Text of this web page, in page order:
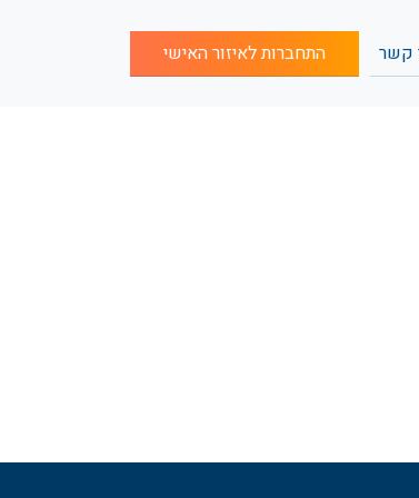
קשר
(current) התחברות לאיזור האישי
(current)